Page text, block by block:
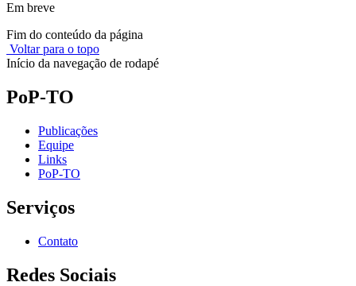
Em breve
Fim do conteúdo da página
Voltar para o topo
Início da navegação de rodapé
PoP-TO
Publicações
Equipe
Links
PoP-TO
Serviços
Contato
Redes Sociais